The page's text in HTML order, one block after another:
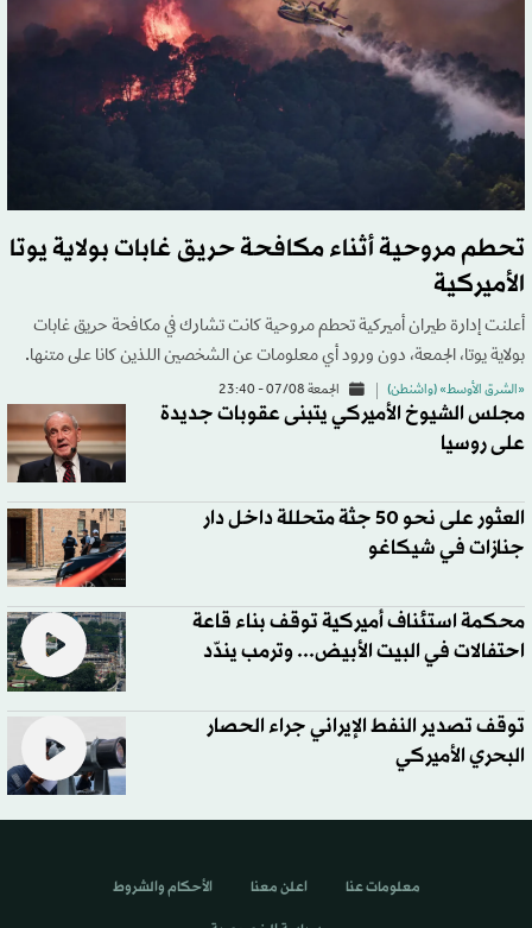
تحطم مروحية أثناء مكافحة حريق غابات بولاية يوتا
الأميركية
أعلنت إدارة طيران أميركية تحطم مروحية كانت تشارك في مكافحة حريق غابات
بولاية يوتا، الجمعة، دون ورود أي معلومات عن الشخصين اللذين كانا على متنها.
«الشرق الأوسط» (واشنطن) الجمعة 07/08 - 23:40
مجلس الشيوخ الأميركي يتبنى عقوبات جديدة
على روسيا
العثور على نحو 50 جثة متحللة داخل دار
جنازات في شيكاغو
محكمة استئناف أميركية توقف بناء قاعة
احتفالات في البيت الأبيض... وترمب يندّد
توقف تصدير النفط الإيراني جراء الحصار
البحري الأميركي
معلومات عنا اعلن معنا الأحكام والشروط